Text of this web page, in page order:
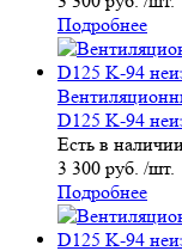
Подробнее
D125 K-94
Есть в
3 300 руб. /шт.
Подробнее